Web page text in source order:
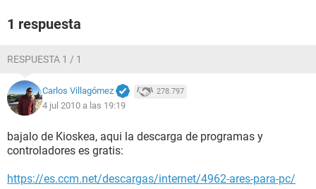
1 respuesta
RESPUESTA 1 / 1
Carlos Villagómez 278.797
4 jul 2010 a las 19:19
bajalo de Kioskea, aqui la descarga de programas y
controladores es gratis:
https://es.ccm.net/descargas/internet/4962-ares-para-pc/